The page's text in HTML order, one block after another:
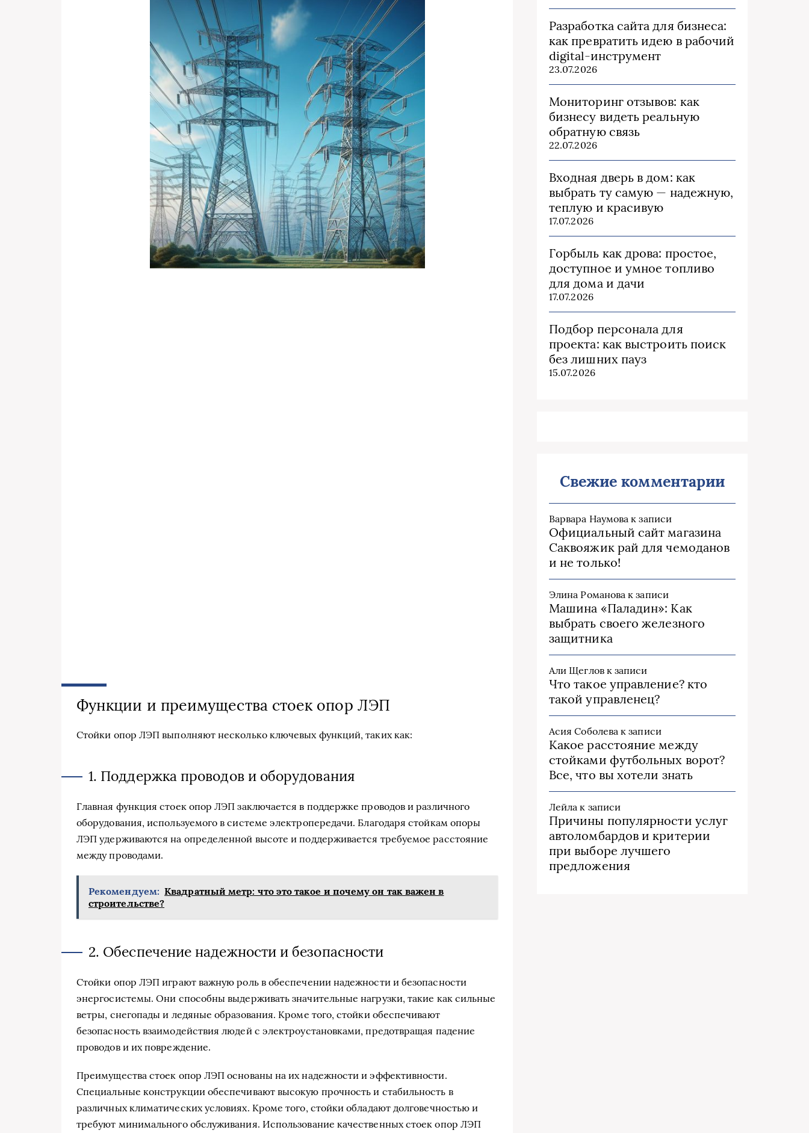
Функции и преимущества стоек опор ЛЭП
Стойки опор ЛЭП выполняют несколько ключевых функций, таких как:
1. Поддержка проводов и оборудования
Главная функция стоек опор ЛЭП заключается в поддержке проводов и различного
оборудования, используемого в системе электропередачи. Благодаря стойкам опоры
ЛЭП удерживаются на определенной высоте и поддерживается требуемое расстояние
между проводами.
Рекомендуем: Квадратный метр: что это такое и почему он так важен в
строительстве?
2. Обеспечение надежности и безопасности
Стойки опор ЛЭП играют важную роль в обеспечении надежности и безопасности
энергосистемы. Они способны выдерживать значительные нагрузки, такие как сильные
ветры, снегопады и ледяные образования. Кроме того, стойки обеспечивают
безопасность взаимодействия людей с электроустановками, предотвращая падение
проводов и их повреждение.
Преимущества стоек опор ЛЭП основаны на их надежности и эффективности.
Специальные конструкции обеспечивают высокую прочность и стабильность в
различных климатических условиях. Кроме того, стойки обладают долговечностью и
требуют минимального обслуживания. Использование качественных стоек опор ЛЭП
Разработка сайта для бизнеса:
как превратить идею в рабочий
digital-инструмент
23.07.2026
Мониторинг отзывов: как
бизнесу видеть реальную
обратную связь
22.07.2026
Входная дверь в дом: как
выбрать ту самую — надежную,
теплую и красивую
17.07.2026
Горбыль как дрова: простое,
доступное и умное топливо
для дома и дачи
17.07.2026
Подбор персонала для
проекта: как выстроить поиск
без лишних пауз
15.07.2026
Свежие комментарии
Варвара Наумова к записи
Официальный сайт магазина
Саквояжик рай для чемоданов
и не только!
Элина Романова к записи
Машина «Паладин»: Как
выбрать своего железного
защитника
Али Щегловк записи
Что такое управление? кто
такой управленец?
Асия Соболева к записи
Какое расстояние между
стойками футбольных ворот?
Все, что вы хотели знать
Лейла к записи
Причины популярности услуг
автоломбардов и критерии
при выборе лучшего
предложения